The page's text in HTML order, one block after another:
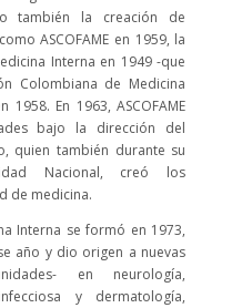
también la creación de
ASCOFAME en 1959, la
Interna en 1949 -que
Colombiana de Medicina
En 1963, ASCOFAME
bajo la dirección del
quien también durante su
Nacional, creó los
de medicina.
Interna se formó en 1973,
año y dio origen a nuevas
en neurología,
y dermatología,